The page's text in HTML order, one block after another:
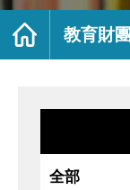
局
法
首
教育財